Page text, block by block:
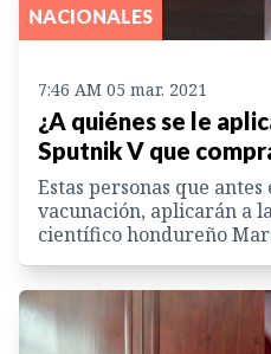
NACIONALES
7:46 AM 05 mar. 2021
¿A quiénes se le
Sputnik V que
Estas personas que
vacunación, aplicarán a
científico hondureño